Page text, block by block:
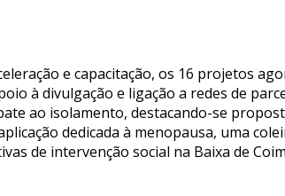
e capacitação, os 16 projetos
à divulgação e ligação a redes de
ao isolamento, destacando-se
dedicada à menopausa, uma
de intervenção social na Baixa de